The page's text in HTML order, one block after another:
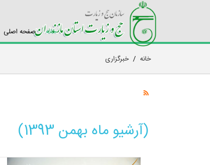
خانه
صفحه اصلی
خانه / خبرگزاری
(آرشیو ماه بهمن 1393)